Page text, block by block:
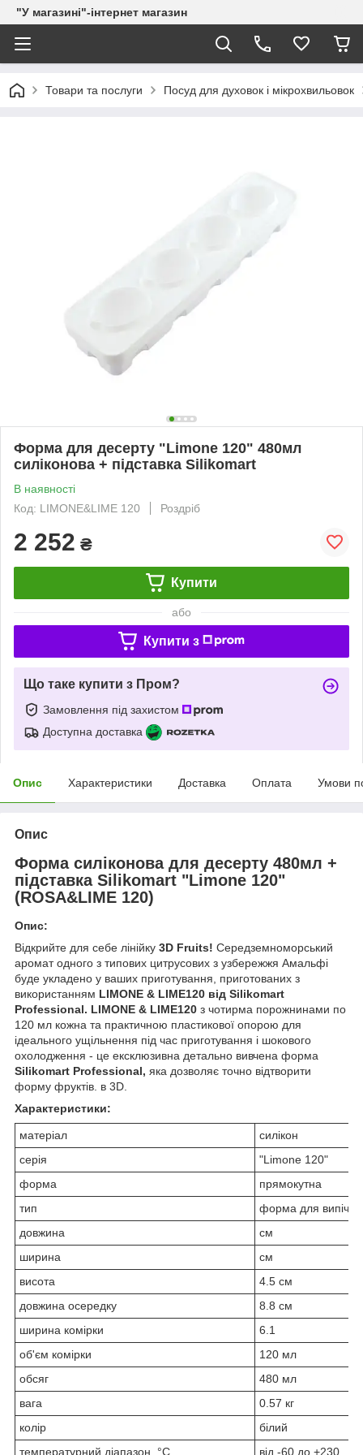
"У магазині"-інтернет магазин
Товари та послуги Посуд для духовок і мікрохвильовок
Форма для десерту "Limone 120" 480мл
силіконова + підставка Silikomart
В наявності
Код: LIMONE&LIME 120
Роздріб
2 252 ₴
Купити
або
Купити з
Що таке купити з Пром?
Замовлення під захистом
Доступна доставка
Опис Характеристики Доставка Оплата Умови
Опис
Форма силіконова для десерту 480мл +
підставка Silikomart "Limone 120"
(ROSA&LIME 120)
Опис:
Відкрийте для себе лінійку 3D Fruits! Середземноморський
аромат одного з типових цитрусових з узбережжя Амальфі
буде укладено у ваших приготування, приготованих з
використанням LIMONE & LIME120 від Silikomart
Professional. LIMONE & LIME120 з чотирма порожнинами по
120 мл кожна та практичною пластикової опорою для
ідеального ущільнення під час приготування і шокового
охолодження - це ексклюзивна детально вивчена форма
Silikomart Professional, яка дозволяє точно відтворити
форму фруктів. в 3D.
Характеристики:
матеріал
силікон
серія
"Limone 120"
форма
прямокутна
тип
форма для випічки
довжина
см
ширина
см
висота
4.5 см
довжина осередку
8.8 см
ширина комірки
6.1
об'єм комірки
120 мл
обсяг
480 мл
вага
0.57 кг
колір
білий
температурний діапазон, °С
від -60 до +230